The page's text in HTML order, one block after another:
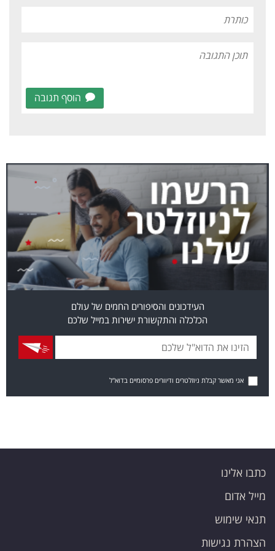
הוסף תגובה
העידכונים והסיפורים החמים של עולם
הכלכלה והתקשורת ישירות במייל שלכם
אני מאשר קבלת ניוזלטרים ודיוורים פרסומיים בדוא"ל
כתבו אלינו
מייל אדום
תנאי שימוש
הצהרת נגישות